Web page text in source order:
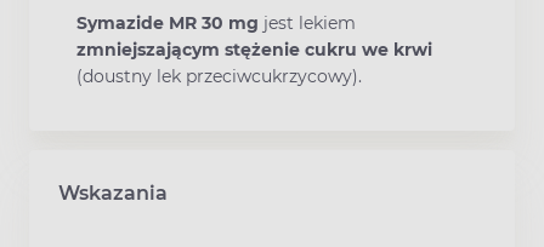
Symazide MR 30 mg jest lekiem
zmniejszającym stężenie cukru we krwi
(doustny lek przeciwcukrzycowy).
Wskazania